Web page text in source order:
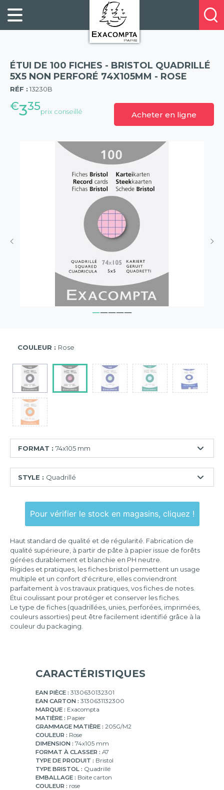
FILING
ORGANISATION
PRESENTATION
BUSINESS
BOOKS
À
PROPOS
NOS
E-
CATALOGUES
POINTS
DE
CONTACTEZ-
Profitez
de
réduction
sur
nouvelle
ÉTUI DE 100 FICHES - BRISTOL QUADRILLÉ
5X5 NON PERFORÉ 74X105MM - ROSE
RÉF : 13230B
€335prix conseillé Acheter en ligne
(57)
COULEUR : Rose
FORMAT : 74x105 mm
mm
105x148
mm
125x200
mm
148x210
mm
210x297
STYLE : Quadrillé
Quadrillé
perforé
Uni
Uni
perforé
Pour vérifier le stock en magasins, cliquez !
Haut standard de qualité et de régularité. Fabrication de
qualité supérieure, à partir de pâte à papier issue de forêts
gérées durablement et blanchie en PH neutre.
Rigides et pratiques, les fiches bristol permettent un usage
multiple et un confort d'écriture, elles conviendront
parfaitement à vos travaux pratiques, vos fiches de notes.
Étui coulissant pour protéger et conserver les fiches.
Le type de fiches (quadrillées, unies, perforées, imprimées,
couleurs assorties) peut être facilement identifié grâce à la
couleur du packaging.
CARACTÉRISTIQUES
EAN PIÈCE : 3130630132301
EAN CARTON : 3130631132300
MARQUE : Exacompta
MATIÈRE : Papier
GRAMMAGE MATIÈRE : 205G/M2
COULEUR : Rose
DIMENSION : 74x105 mm
FORMAT À CLASSER : A7
TYPE DE PRODUIT : Bristol
TYPE BRISTOL : Quadrillé
EMBALLAGE : Boite carton
COULEUR : rose
Panneau de gestion des cookies